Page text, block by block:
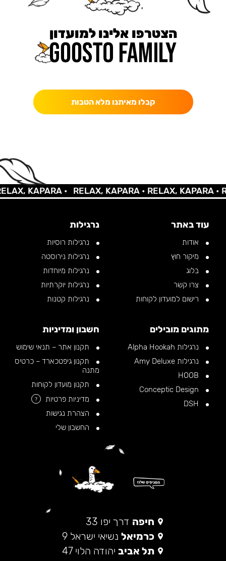
הצטרפו אלינו למועדון
קבלו מאיתנו מלא הטבות
KAPARA • RELAX, KAPARA •RELAX, KAPARA •
עוד באתר
אודות
מיקור חוץ
בלוג
צרו קשר
רישום למועדון לקוחות
נרגילות
נרגילות רוסיות
נרגילות נירוסטה
נרגילות מיוחדות
נרגילות יוקרתיות
נרגילות קטנות
מתוגים מובילים
נרגילות Alpha Hookah
נרגילות Amy Deluxe
חשבון ומדיניות
תקנון אתר – תנאי שימוש
תקנון גיפטכארד – כרטיס
מתנה
תקנון מועדון לקוחות
מדיניות פרטיות
?
הצהרת נגישות
החשבון שלי
חיפה דרך יפו 33
כרמיאל נשיאי ישראל 9
תל אביב יהודה הלוי 47